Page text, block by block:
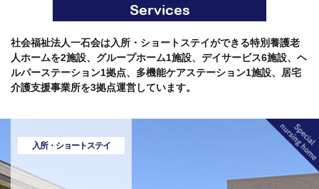
Services
社会福祉法人一石会は入所・ショートステイができる特別養護老
人ホームを2施設、グループホーム1施設、デイサービス6施設、ヘ
ルパーステーション1拠点、多機能ケアステーション1施設、居宅
介護支援事業所を3拠点運営しています。
入所・ショートステイ